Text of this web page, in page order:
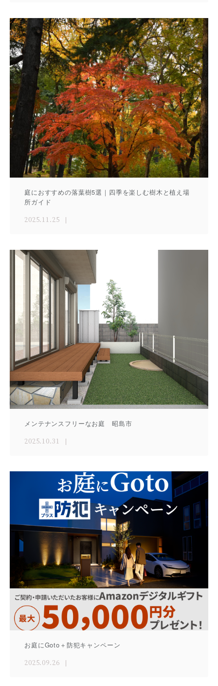
庭におすすめの落葉樹5選｜四季を楽しむ樹木と植え場
所ガイド
2025.11.25
メンテナンスフリーなお庭 昭島市
2025.10.31
お庭にGoto＋防犯キャンペーン
2025.09.26